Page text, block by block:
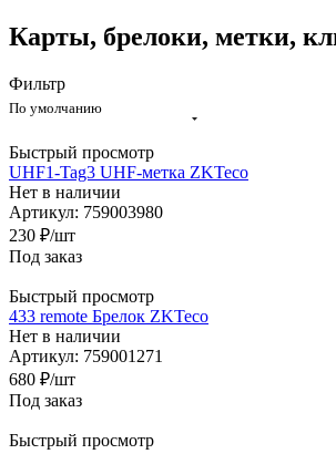
Карты, брелоки, метки,
Фильтр
По умолчанию
Быстрый просмотр
UHF1-Tag3 UHF-метка ZKTeco
Нет в наличии
Артикул: 759003980
230 ₽/шт
Под заказ
Быстрый просмотр
433 remote Брелок ZKTeco
Нет в наличии
Артикул: 759001271
680 ₽/шт
Под заказ
Быстрый просмотр